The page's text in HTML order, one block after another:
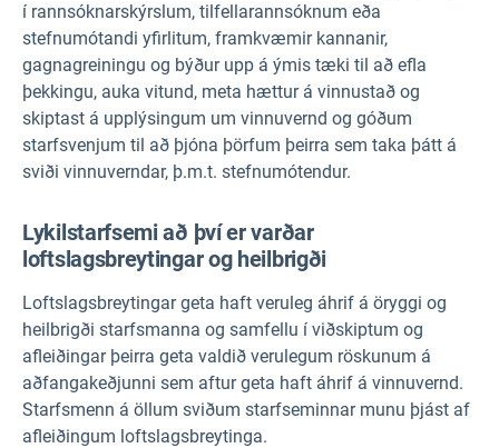
í rannsóknarskýrslum, tilfellarannsóknum eða
stefnumótandi yfirlitum, framkvæmir kannanir,
gagnagreiningu og býður upp á ýmis tæki til að efla
þekkingu, auka vitund, meta hættur á vinnustað og
skiptast á upplýsingum um vinnuvernd og góðum
starfsvenjum til að þjóna þörfum þeirra sem taka þátt á
sviði vinnuverndar, þ.m.t. stefnumótendur.
Lykilstarfsemi að því er varðar
loftslagsbreytingar og heilbrigði
Loftslagsbreytingar geta haft veruleg áhrif á öryggi og
heilbrigði starfsmanna og samfellu í viðskiptum og
afleiðingar þeirra geta valdið verulegum röskunum á
aðfangakeðjunni sem aftur geta haft áhrif á vinnuvernd.
Starfsmenn á öllum sviðum starfseminnar munu þjást af
afleiðingum loftslagsbreytinga.